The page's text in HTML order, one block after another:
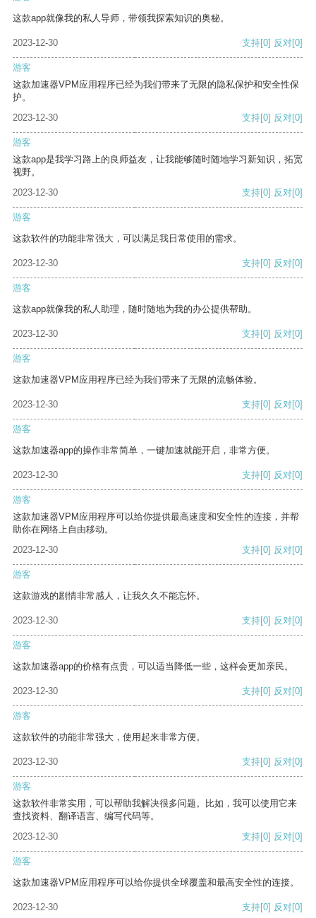
这款app就像我的私人导师，带领我探索知识的奥秘。
2023-12-30 支持[0] 反对[0]
游客
这款加速器VPM应用程序已经为我们带来了无限的隐私保护和安全性保
护。
2023-12-30
支持[0] 反对[0]
游客
这款app是我学习路上的良师益友，让我能够随时随地学习新知识，拓宽
视野。
2023-12-30
支持[0] 反对[0]
游客
这款软件的功能非常强大，可以满足我日常使用的需求。
2023-12-30 支持[0] 反对[0]
游客
这款app就像我的私人助理，随时随地为我的办公提供帮助。
2023-12-30 支持[0] 反对[0]
游客
这款加速器VPM应用程序已经为我们带来了无限的流畅体验。
2023-12-30 支持[0] 反对[0]
游客
这款加速器app的操作非常简单，一键加速就能开启，非常方便。
2023-12-30 支持[0] 反对[0]
游客
这款加速器VPM应用程序可以给你提供最高速度和安全性的连接，并帮
助你在网络上自由移动。
2023-12-30
支持[0] 反对[0]
游客
这款游戏的剧情非常感人，让我久久不能忘怀。
2023-12-30 支持[0] 反对[0]
游客
这款加速器app的价格有点贵，可以适当降低一些，这样会更加亲民。
2023-12-30 支持[0] 反对[0]
游客
这款软件的功能非常强大，使用起来非常方便。
2023-12-30 支持[0] 反对[0]
游客
这款软件非常实用，可以帮助我解决很多问题。比如，我可以使用它来
查找资料、翻译语言、编写代码等。
2023-12-30
支持[0] 反对[0]
游客
这款加速器VPM应用程序可以给你提供全球覆盖和最高安全性的连接。
2023-12-30 支持[0] 反对[0]